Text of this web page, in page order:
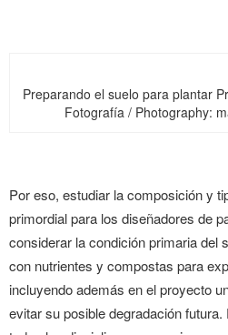
Preparando el suelo para plantar
Fotografía / Photography:
Por eso, estudiar la composición y
primordial para los diseñadores de
considerar la condición primaria del
con nutrientes y compostas para
incluyendo además en el proyecto
evitar su posible degradación